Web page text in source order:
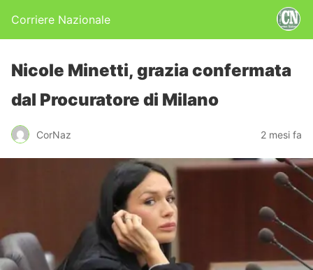
Corriere Nazionale
Nicole Minetti, grazia confermata
dal Procuratore di Milano
CorNaz 2 mesi fa